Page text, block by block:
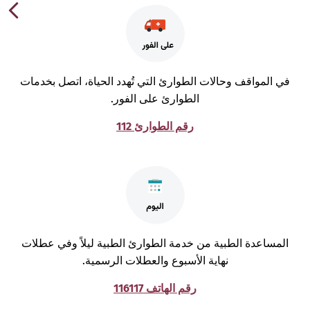
المواقف وحالات الطوارئ التي تُهدد الحياة، اتصل بخدمات
الطوارئ على الفور.
رقم الطوارئ 112
الطبية من خدمة الطوارئ الطبية ليلاً وفي عطلات
نهاية الأسبوع والعطلات الرسمية.
رقم الهاتف 116117